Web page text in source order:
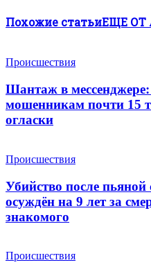
Похожие статьиЕЩЕ ОТ
Происшествия
Шантаж в
мошенникам почти 15
огласки
Происшествия
Убийство после
осуждён на 9 лет за
знакомого
Происшествия